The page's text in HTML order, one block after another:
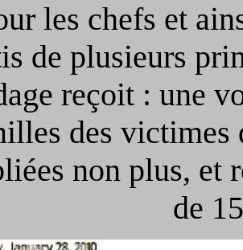
les chefs et
de plusieurs
reçoit : une
des victimes
non plus, et
de